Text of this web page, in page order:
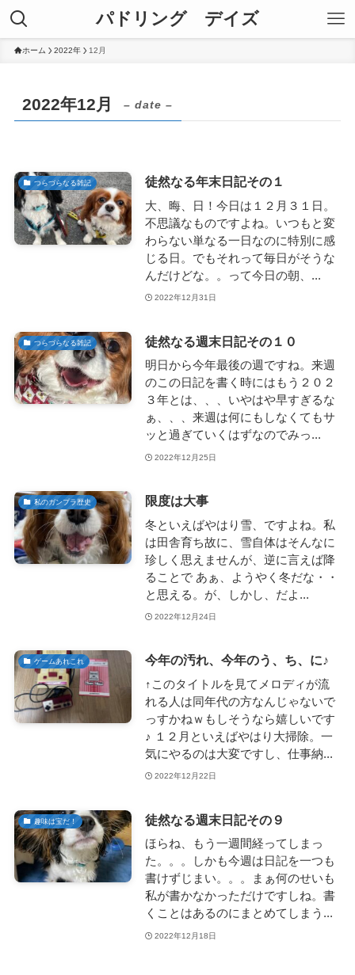
パドリング デイズ
ホーム 2022年 12月
2022年12月 – date –
つらづらなる雑記 徒然なる年末日記その１
大、晦、日！今日は１２月３１日。
不思議なものですよね。いつもと変
わらない単なる一日なのに特別に感
じる日。でもそれって毎日がそうな
んだけどな。。って今日の朝、...
2022年12月31日
つらづらなる雑記 徒然なる週末日記その１０
明日から今年最後の週ですね。来週
のこの日記を書く時にはもう２０２
３年とは、、、いやはや早すぎるな
ぁ、、、来週は何にもしなくてもサ
ッと過ぎていくはずなのでみっ...
2022年12月25日
私のガンプラ歴史 限度は大事
冬といえばやはり雪、ですよね。私
は田舎育ち故に、雪自体はそんなに
珍しく思えませんが、逆に言えば降
ることで あぁ、ようやく冬だな・・
と思える。が、しかし、だよ...
2022年12月24日
ゲームあれこれ 今年の汚れ、今年のう、ち、に♪
↑このタイトルを見てメロディが流
れる人は同年代の方なんじゃないで
っすかねｗもしそうなら嬉しいです
♪ １２月といえばやはり大掃除。一
気にやるのは大変ですし、仕事納...
2022年12月22日
趣味は宝だ！ 徒然なる週末日記その９
ほらね、もう一週間経ってしまっ
た。。。しかも今週は日記を一つも
書けずじまい。。。まぁ何のせいも
私が書かなかっただけですしね。書
くことはあるのにまとめてしまう...
2022年12月18日